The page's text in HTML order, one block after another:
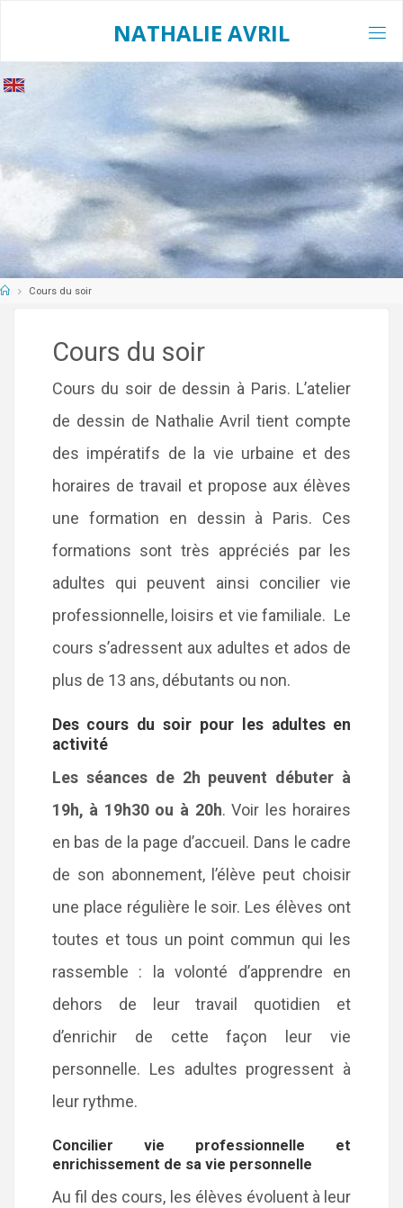
NATHALIE AVRIL
HomeCours du soir
Cours du soir
Cours du soir de dessin à Paris. L’atelier
de dessin de Nathalie Avril tient compte
des impératifs de la vie urbaine et des
horaires de travail et propose aux élèves
une formation en dessin à Paris. Ces
formations sont très appréciés par les
adultes qui peuvent ainsi concilier vie
professionnelle, loisirs et vie familiale. Le
cours s’adressent aux adultes et ados de
plus de 13 ans, débutants ou non.
Des cours du soir pour les adultes en
activité
Les séances de 2h peuvent débuter à
19h, à 19h30 ou à 20h. Voir les horaires
en bas de la page d’accueil. Dans le cadre
de son abonnement, l’élève peut choisir
une place régulière le soir. Les élèves ont
toutes et tous un point commun qui les
rassemble : la volonté d’apprendre en
dehors de leur travail quotidien et
d’enrichir de cette façon leur vie
personnelle. Les adultes progressent à
leur rythme.
Concilier vie professionnelle et
enrichissement de sa vie personnelle
Au fil des cours, les élèves évoluent à leur